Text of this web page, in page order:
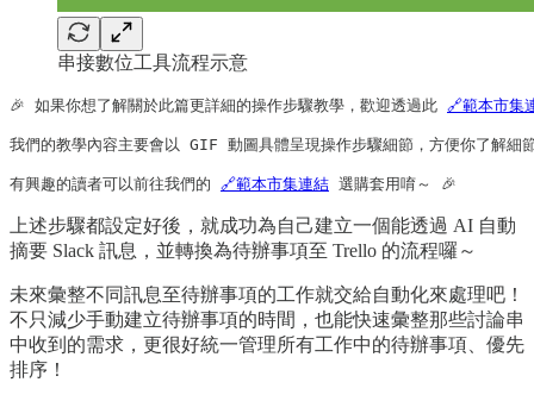
串接數位工具流程示意
🎉 如果你想了解關於此篇更詳細的操作步驟教學，歡迎透過此 🔗範本市集
我們的教學內容主要會以 GIF 動圖具體呈現操作步驟細節，方便你了解細
有興趣的讀者可以前往我們的 🔗範本市集連結 選購套用唷～ 🎉
上述步驟都設定好後，就成功為自己建立一個能透過 AI 自動
摘要 Slack 訊息，並轉換為待辦事項至 Trello 的流程囉～
未來彙整不同訊息至待辦事項的工作就交給自動化來處理吧！
不只減少手動建立待辦事項的時間，也能快速彙整那些討論串
中收到的需求，更很好統一管理所有工作中的待辦事項、優先
排序！